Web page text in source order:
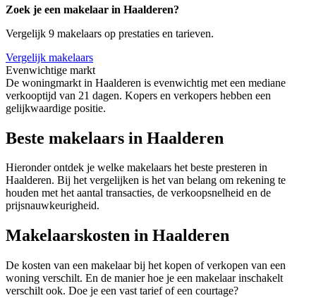
Zoek je een makelaar in Haalderen?
Vergelijk 9 makelaars op prestaties en tarieven.
Vergelijk makelaars
Evenwichtige markt
De woningmarkt in Haalderen is evenwichtig met een mediane
verkooptijd van 21 dagen. Kopers en verkopers hebben een
gelijkwaardige positie.
Beste makelaars in Haalderen
Hieronder ontdek je welke makelaars het beste presteren in
Haalderen. Bij het vergelijken is het van belang om rekening te
houden met het aantal transacties, de verkoopsnelheid en de
prijsnauwkeurigheid.
Makelaarskosten in Haalderen
De kosten van een makelaar bij het kopen of verkopen van een
woning verschilt. En de manier hoe je een makelaar inschakelt
verschilt ook. Doe je een vast tarief of een courtage?